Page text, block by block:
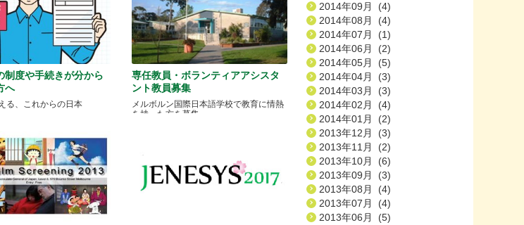
制度や手続きが分から
へ
る、これからの日本
専任教員・ボランティアアシスタ
ント教員募集
メルボルン国際日本語学校で教育に情熱
を持った方を募集
2014年09月 (4)
2014年08月 (4)
2014年07月 (1)
2014年06月 (2)
2014年05月 (5)
2014年04月 (3)
2014年03月 (3)
2014年02月 (4)
2014年01月 (2)
2013年12月 (3)
2013年11月 (2)
2013年10月 (6)
2013年09月 (3)
2013年08月 (4)
2013年07月 (4)
2013年06月 (5)